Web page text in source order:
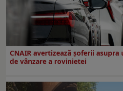
CNAIR avertizează șoferii
de vânzare a rovinietei